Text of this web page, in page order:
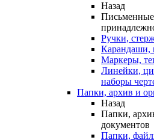
Назад
Ручки,
Карандаши,
Маркеры,
Линейки,
наборы
Папки, архив и
Назад
Папки,
документов
Папки,